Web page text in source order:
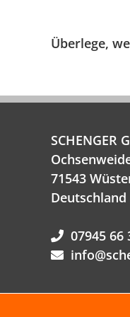
Überlege,
SCHENGER
71543
Deutschland
07945 66